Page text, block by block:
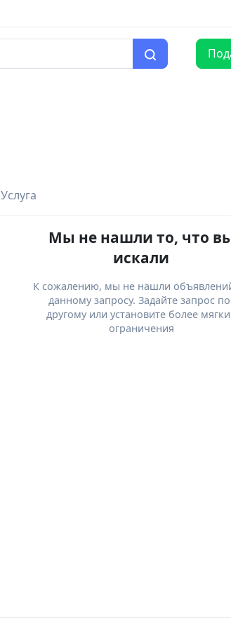
Услуга
Мы не нашли то, что
искали
К сожалению, мы не нашли
данному запросу. Задайте запрос
другому или установите более
ограничения